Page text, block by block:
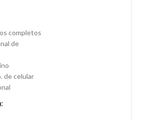
completos
de
de celular